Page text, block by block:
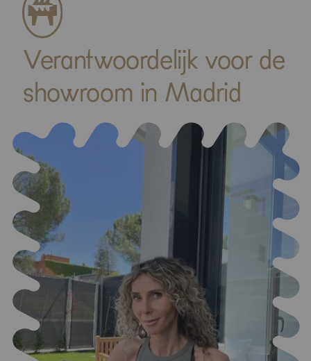
Verantwoordelijk voor de
showroom in Madrid